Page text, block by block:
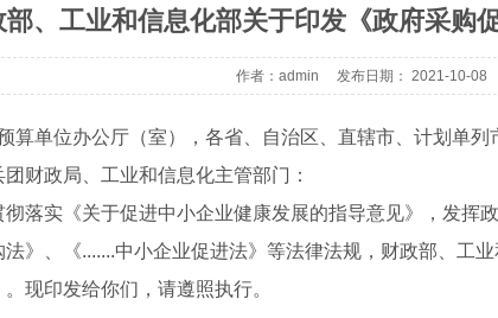
部、工业和信息化部关于印发《政府采购
作者：admin 发布日期： 2021-10-08
算单位办公厅（室），各省、自治区、直辖市、计划单
财政局、工业和信息化主管部门：
彻落实《关于促进中小企业健康发展的指导意见》，发挥
法》、《.......中小企业促进法》等法律法规，财政部、工
现印发给你们，请遵照执行。